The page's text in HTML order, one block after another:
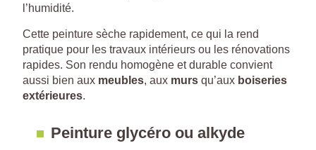
l’humidité.
Cette peinture sèche rapidement, ce qui la rend
pratique pour les travaux intérieurs ou les rénovations
rapides. Son rendu homogène et durable convient
aussi bien aux meubles, aux murs qu’aux boiseries
extérieures.
Peinture glycéro ou alkyde